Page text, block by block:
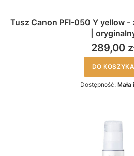
Tusz Canon PFI-050 Y yellow -
|
289,00
DO KOSZYKA
Dostępność: Mała